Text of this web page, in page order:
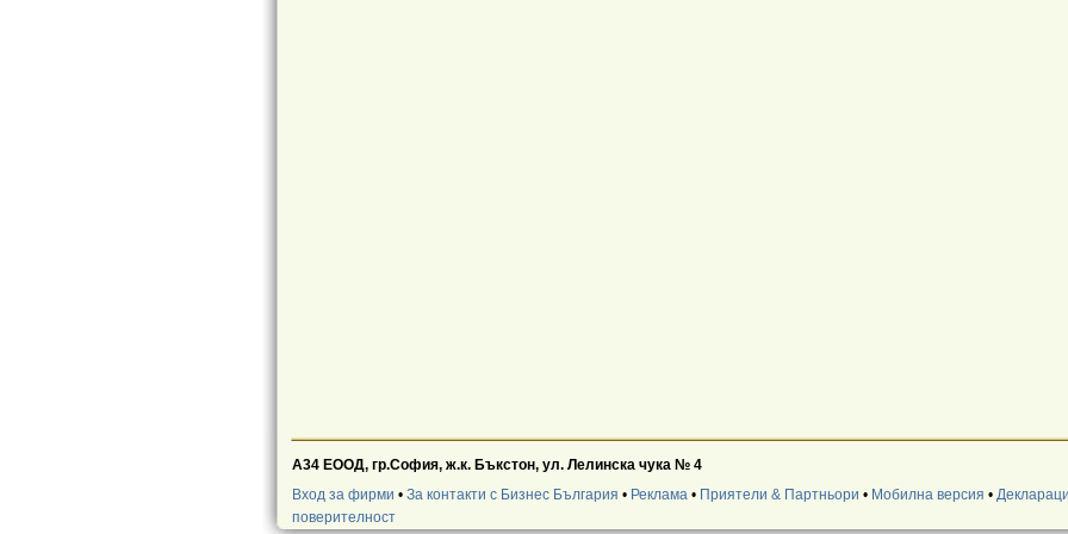
А34 ЕООД, гр.София, ж.к. Бъкстон, ул. Лелинска чука № 4
Вход за фирми • За контакти с Бизнес България • Реклама• Приятели & Партньори • Мобилна версия •
поверителност